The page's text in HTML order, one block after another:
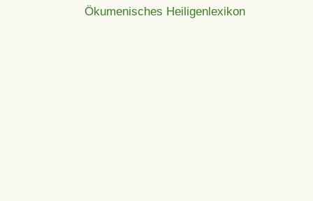
Ökumenisches Heiligenlexikon